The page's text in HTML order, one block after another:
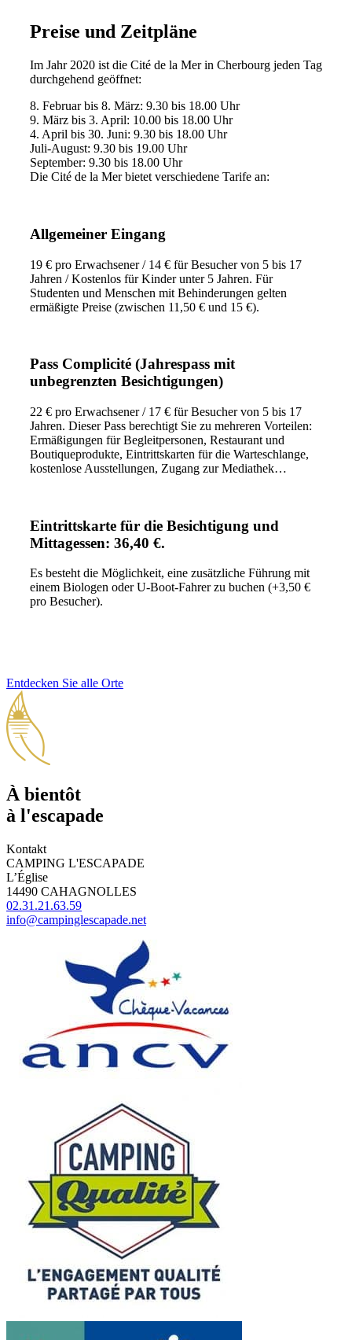
Preise und Zeitpläne
Im Jahr 2020 ist die Cité de la Mer in Cherbourg jeden Tag
durchgehend geöffnet:
8. Februar bis 8. März: 9.30 bis 18.00 Uhr
9. März bis 3. April: 10.00 bis 18.00 Uhr
4. April bis 30. Juni: 9.30 bis 18.00 Uhr
Juli-August: 9.30 bis 19.00 Uhr
September: 9.30 bis 18.00 Uhr
Die Cité de la Mer bietet verschiedene Tarife an:
Allgemeiner Eingang
19 € pro Erwachsener / 14 € für Besucher von 5 bis 17
Jahren / Kostenlos für Kinder unter 5 Jahren. Für
Studenten und Menschen mit Behinderungen gelten
ermäßigte Preise (zwischen 11,50 € und 15 €).
Pass Complicité (Jahrespass mit
unbegrenzten Besichtigungen)
22 € pro Erwachsener / 17 € für Besucher von 5 bis 17
Jahren. Dieser Pass berechtigt Sie zu mehreren Vorteilen:
Ermäßigungen für Begleitpersonen, Restaurant und
Boutiqueprodukte, Eintrittskarten für die Warteschlange,
kostenlose Ausstellungen, Zugang zur Mediathek…
Eintrittskarte für die Besichtigung und
Mittagessen: 36,40 €.
Es besteht die Möglichkeit, eine zusätzliche Führung mit
einem Biologen oder U-Boot-Fahrer zu buchen (+3,50 €
pro Besucher).
Entdecken Sie alle Orte
À bientôt
à l'escapade
Kontakt
CAMPING L'ESCAPADE
L’Église
14490 CAHAGNOLLES
02.31.21.63.59
info@campinglescapade.net